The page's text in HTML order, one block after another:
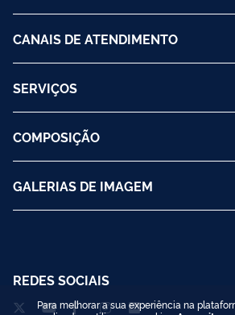
CANAIS DE ATENDIMENTO
SERVIÇOS
COMPOSIÇÃO
GALERIAS DE IMAGEM
REDES SOCIAIS
Para melhorar a sua experiência na